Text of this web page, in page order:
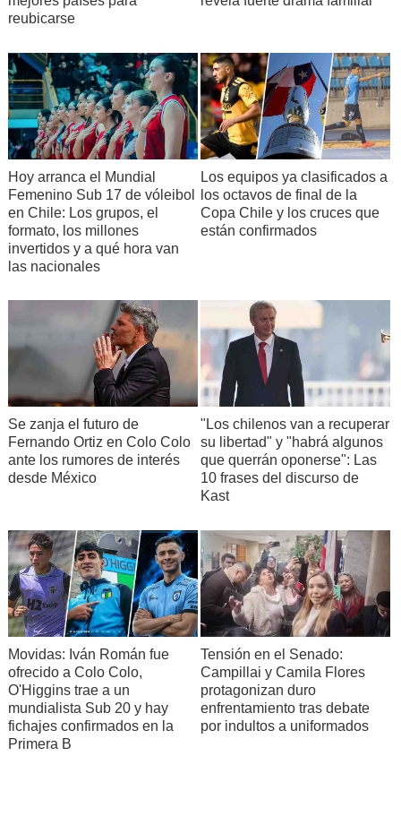
reubicarse
Hoy arranca el Mundial
Femenino Sub 17 de vóleibol
en Chile: Los grupos, el
formato, los millones
invertidos y a qué hora van
las nacionales
Los equipos ya clasificados a
los octavos de final de la
Copa Chile y los cruces que
están confirmados
Se zanja el futuro de
Fernando Ortiz en Colo Colo
ante los rumores de interés
desde México
"Los chilenos van a recuperar
su libertad" y "habrá algunos
que querrán oponerse": Las
10 frases del discurso de
Kast
Movidas: Iván Román fue
ofrecido a Colo Colo,
O'Higgins trae a un
mundialista Sub 20 y hay
fichajes confirmados en la
Primera B
Tensión en el Senado:
Campillai y Camila Flores
protagonizan duro
enfrentamiento tras debate
por indultos a uniformados